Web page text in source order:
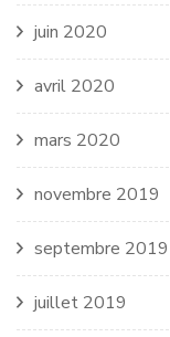
juin 2020
avril 2020
mars 2020
novembre 2019
septembre 2019
juillet 2019